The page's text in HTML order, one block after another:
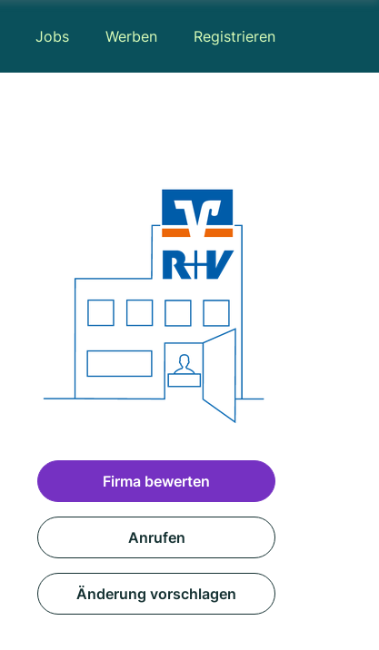
Jobs Werben Registrieren
Firma bewerten
Anrufen
Änderung vorschlagen